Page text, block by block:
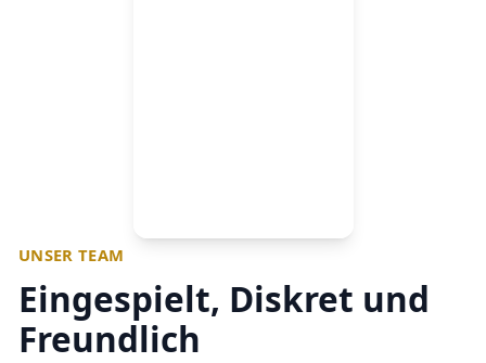
UNSER TEAM
Eingespielt, Diskret und
Freundlich